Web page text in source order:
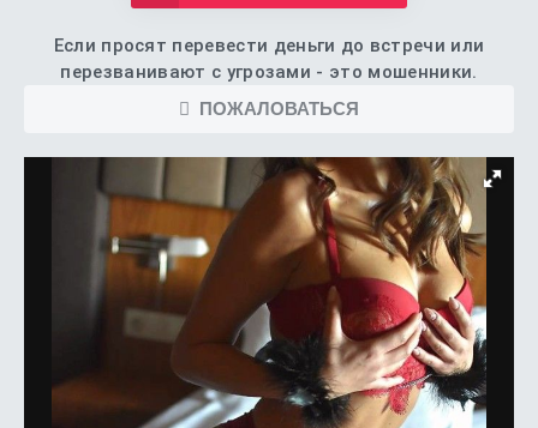
Если просят перевести деньги до встречи или
перезванивают с угрозами - это мошенники.
ПОЖАЛОВАТЬСЯ